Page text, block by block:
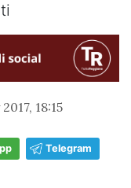
18:15
Telegram